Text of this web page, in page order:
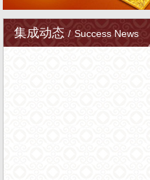
集成动态 / Success News